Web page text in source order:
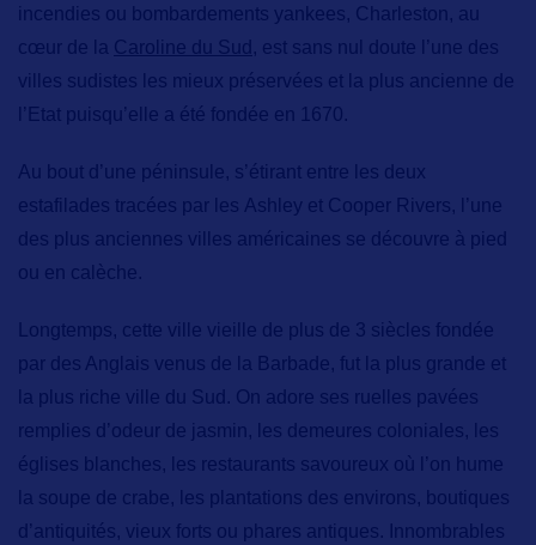
incendies ou bombardements yankees, Charleston , au
cœur de la Caroline du Sud , est sans nul doute l’une des
villes sudistes les mieux préservées et la plus ancienne de
l’Etat puisqu’elle a été fondée en 1670.
Au bout d’une péninsule, s’étirant entre les deux
estafilades tracées par les Ashley et Cooper Rivers, l’une
des plus anciennes villes américaines se découvre à pied
ou en calèche.
Longtemps, cette ville vieille de plus de 3 siècles fondée
par des Anglais venus de la Barbade, fut la plus grande et
la plus riche ville du Sud. On adore ses ruelles pavées
remplies d’odeur de jasmin, les demeures coloniales, les
églises blanches, les restaurants savoureux où l’on hume
la soupe de crabe, les plantations des environs, boutiques
d’antiquités, vieux forts ou phares antiques. Innombrables